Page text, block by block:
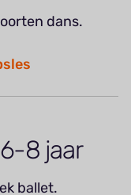
dans.
8 jaar
ballet.